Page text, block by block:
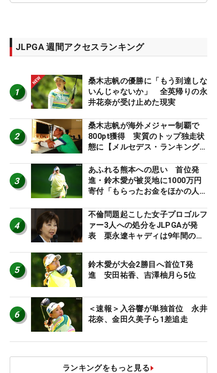
JLPGA 週間アクセスランキング
1
桑木志帆の優勝に「もう到達しな
いんじゃないか」 全英帰りの永
井花奈が受け止めた現実
2
桑木志帆が海外メジャー制覇で
800pt獲得 実質のトップ独走状
態に【メルセデス・ランキング番
3
あふれる熊本への思い 首位発
進・鈴木愛が被災地に1000万円
寄付「もらったお金をほかの人
4
不倫問題起こした女子プロゴルフ
ァー3人への処分をJLPGAが発
表 栗永遼キャディは9年間の立
5
鈴木愛が大会2勝目へ首位T発
進 安田祐香、吉澤柚月ら5位
6
＜速報＞入谷響が単独首位 永井
花奈、金田久美子ら1差追走
ランキングをもっと見る